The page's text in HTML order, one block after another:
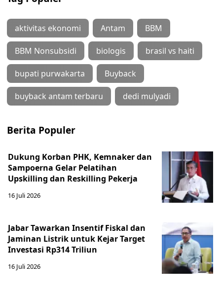
aktivitas ekonomi Antam BBM
BBM Nonsubsidi biologis brasil vs haiti
bupati purwakarta Buyback
buyback antam terbaru dedi mulyadi
Berita Populer
Dukung Korban PHK, Kemnaker dan
Sampoerna Gelar Pelatihan
Upskilling dan Reskilling Pekerja
16 Juli 2026
Jabar Tawarkan Insentif Fiskal dan
Jaminan Listrik untuk Kejar Target
Investasi Rp314 Triliun
16 Juli 2026